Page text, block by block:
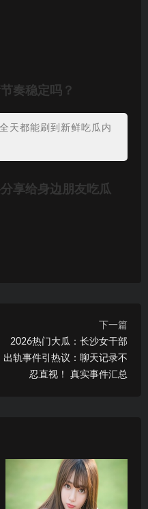
奏稳定吗？
天都能刷到新鲜吃瓜内
享给身边朋友吃瓜
下一篇
2026热门大瓜：长沙女干部
出轨事件引热议：聊天记录不
忍直视！ 真实事件汇总